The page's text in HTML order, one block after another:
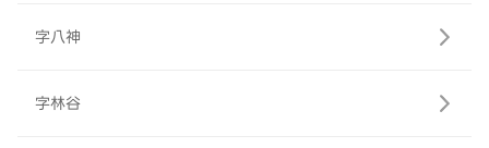
字八神
字林谷